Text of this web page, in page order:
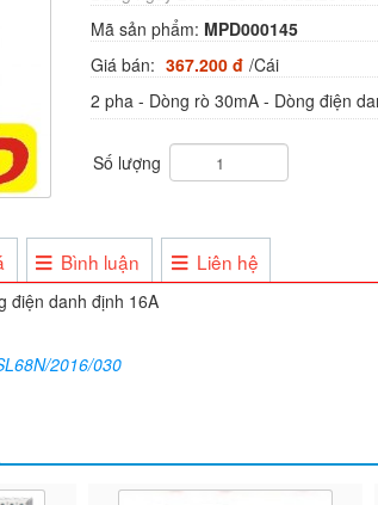
Mã sản phẩm: MPD000145
Giá bán: 367.200 đ /Cái
2 pha - Dòng rò 30mA - Dòng điện
Số lượng
Bình luận Liên hệ
điện danh định 16A
2016/030